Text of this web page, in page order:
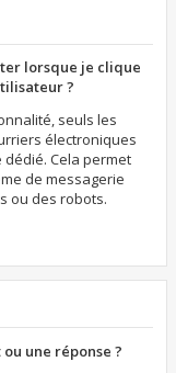
lorsque je clique
?
seuls les
électroniques
Cela permet
de messagerie
ou des robots.
une réponse ?